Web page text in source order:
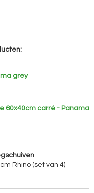
grey
60x40cm carré - Panama
Rhino (set van 4)